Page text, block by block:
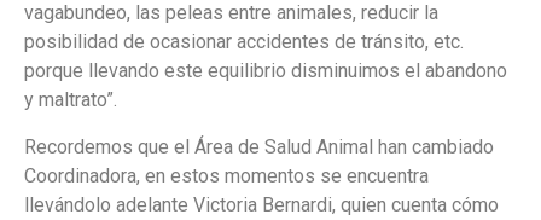
vagabundeo, las peleas entre animales, reducir la
posibilidad de ocasionar accidentes de tránsito, etc.
porque llevando este equilibrio disminuimos el abandono
y maltrato”.
Recordemos que el Área de Salud Animal han cambiado
Coordinadora, en estos momentos se encuentra
llevándolo adelante Victoria Bernardi, quien cuenta cómo